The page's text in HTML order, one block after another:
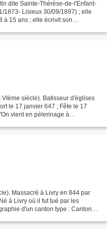
dite Sainte-Thérèse-de-l'Enfant-
1873- Lisieux 30/09/1897) ; elle
à 15 ans ; elle écrivit son
siècle). Batisseur d'églises
le 17 janvier 647 ; Fête le 17
vient en pèlerinage à
Massacré à Livry en 844 par
à Livry où il fut tué par les
d'un canton type : Canton